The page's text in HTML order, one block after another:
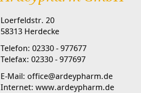
Loerfeldstr. 20
58313 Herdecke
Telefon: 02330 - 977677
Telefax: 02330 - 977697
E-Mail: office@ardeypharm.de
Internet: www.ardeypharm.de